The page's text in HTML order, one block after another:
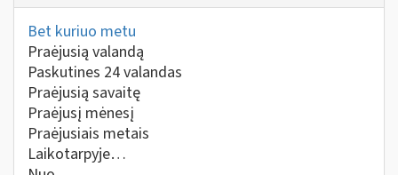
Bet kuriuo metu
Praėjusią valandą
Paskutines 24 valandas
Praėjusią savaitę
Praėjusį mėnesį
Praėjusiais metais
Laikotarpyje…